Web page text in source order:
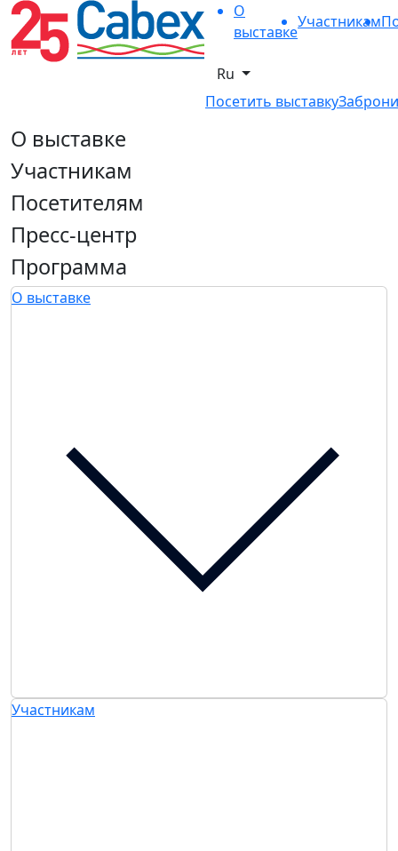
О
выставке
Участникам
Ru
Посетить выставку
О выставке
Участникам
Посетителям
Пресс-центр
Программа
О выставке
Участникам